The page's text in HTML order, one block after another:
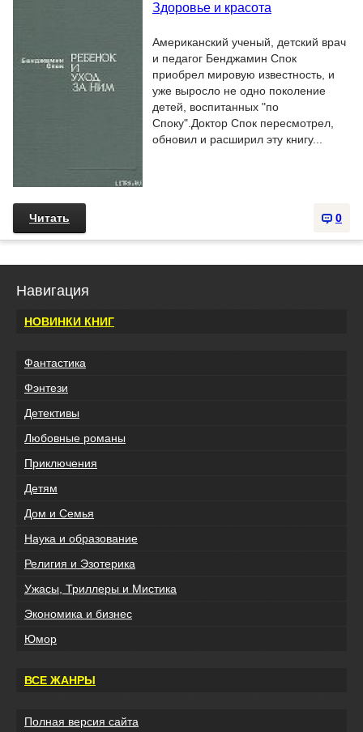
Здоровье и красота
Американский ученый, детский врач
и педагог Бенджамин Спок
приобрел мировую известность, и
уже выросло не одно поколение
детей, воспитанных "по
Споку".Доктор Спок пересмотрел,
обновил и расширил эту книгу...
0
Читать
Навигация
НОВИНКИ КНИГ
Фантастика
Фэнтези
Детективы
Любовные романы
Приключения
Детям
Дом и Семья
Наука и образование
Религия и Эзотерика
Ужасы, Триллеры и Мистика
Экономика и бизнес
Юмор
ВСЕ ЖАНРЫ
Полная версия сайта